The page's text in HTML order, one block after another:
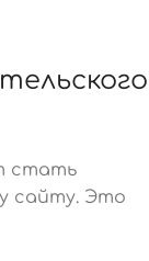
стать
сайту. Это